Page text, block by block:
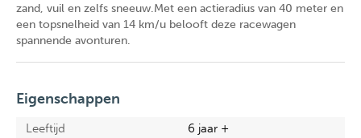
zand, vuil en zelfs sneeuw.Met een actieradius van 40 meter en
een topsnelheid van 14 km/u belooft deze racewagen
spannende avonturen.
Eigenschappen
Leeftijd 6 jaar +